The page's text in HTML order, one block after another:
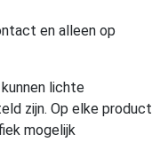
en alleen op
lichte
zijn. Op elke product
mogelijk